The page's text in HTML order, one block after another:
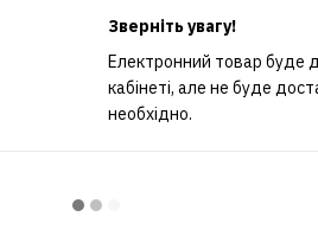
Зверніть увагу!
Електронний товар буде
кабінеті, але не буде
необхідно.